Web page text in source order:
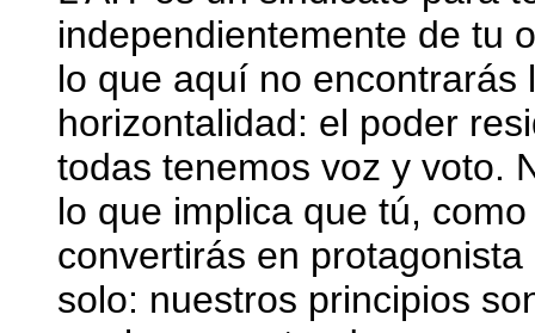
independientemente de tu
lo que aquí no
horizontalidad: el poder
todas tenemos voz y voto.
lo que implica que tú,
convertirás en
solo: nuestros principios